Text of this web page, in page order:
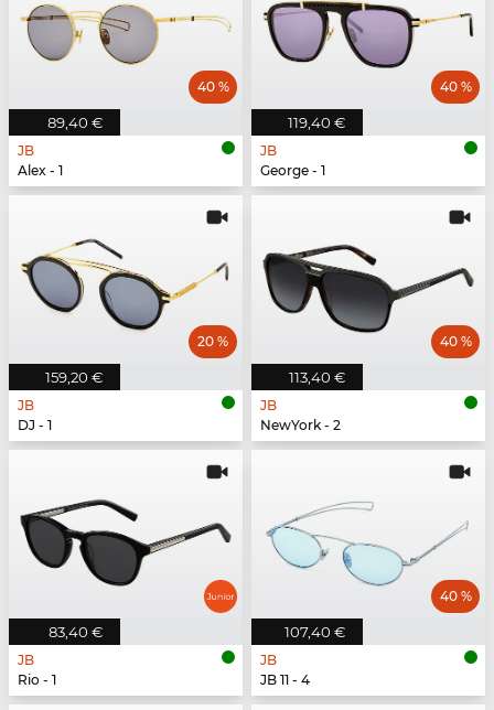
89,40 €
40 %
JB
Alex - 1
119,40 €
40 %
JB
George - 1
159,20 €
20 %
JB
DJ - 1
113,40 €
40 %
JB
NewYork - 2
83,40 €
JB
Rio - 1
107,40 €
40 %
JB
JB 11 - 4